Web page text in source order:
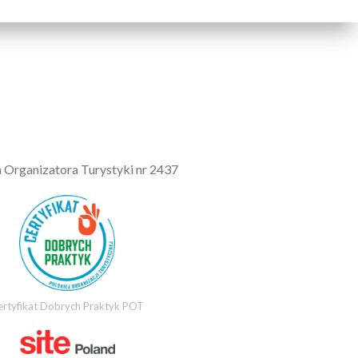
Organizatora Turystyki nr 2437
Dobrych Praktyk POT